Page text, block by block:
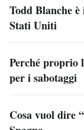
Todd Blanche
Stati Uniti
Perché proprio
per i sabotaggi
Cosa vuol dire